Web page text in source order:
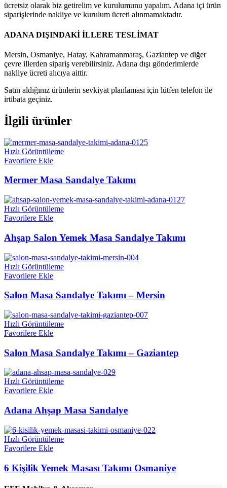
ücretsiz olarak biz getirelim ve kurulumunu yapalım. Adana içi ürün
siparişlerinde nakliye ve kurulum ücreti alınmamaktadır.
ADANA DIŞINDAKİ İLLERE TESLİMAT
Mersin, Osmaniye, Hatay, Kahramanmaraş, Gaziantep ve diğer
çevre illerden sipariş verebilirsiniz. Adana dışı gönderimlerde
nakliye ücreti alıcıya aittir.
Satın aldığınız ürünlerin sevkiyat planlaması için lütfen telefon ile
irtibata geçiniz.
İlgili ürünler
Hızlı Görüntüleme
Favorilere Ekle
Mermer Masa Sandalye Takımı
Hızlı Görüntüleme
Favorilere Ekle
Ahşap Salon Yemek Masa Sandalye Takımı
Hızlı Görüntüleme
Favorilere Ekle
Salon Masa Sandalye Takımı – Mersin
Hızlı Görüntüleme
Favorilere Ekle
Salon Masa Sandalye Takımı – Gaziantep
Hızlı Görüntüleme
Favorilere Ekle
Adana Ahşap Masa Sandalye
Hızlı Görüntüleme
Favorilere Ekle
6 Kişilik Yemek Masası Takımı Osmaniye